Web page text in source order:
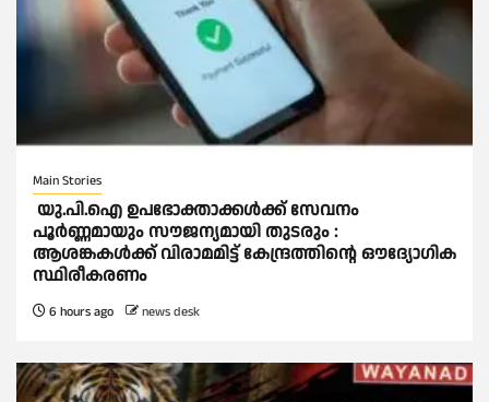
Main Stories
യു.പി.ഐ ഉപഭോക്താക്കള്‍ക്ക് സേവനം
പൂര്‍ണ്ണമായും സൗജന്യമായി തുടരും :
ആശങ്കകള്‍ക്ക് വിരാമമിട്ട് കേന്ദ്രത്തിന്റെ ഔദ്യോഗിക
സ്ഥിരീകരണം
6 hours ago news desk